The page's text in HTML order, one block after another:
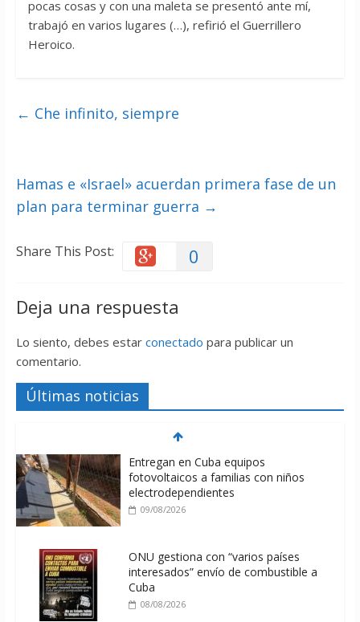
pocas cosas y con una maleta se presentó ante mí,
trabajó en varios lugares (…), refirió el Guerrillero
Heroico.
← Che infinito, siempre
Hamas e «Israel» acuerdan primera fase de un
plan para terminar guerra →
Share This Post: 0
Deja una respuesta
Lo siento, debes estar conectado para publicar un
comentario.
Últimas noticias
fotovoltaicos a familias con niños
electrodependientes
09/08/2026
ONU gestiona con “varios países
08/08/2026
Cuba, la «Gaza silenciosa»